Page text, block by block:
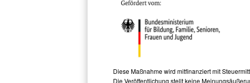
Diese Maßnahme wird mitfinanziert mit
Die Veröffentlichung stellt keine